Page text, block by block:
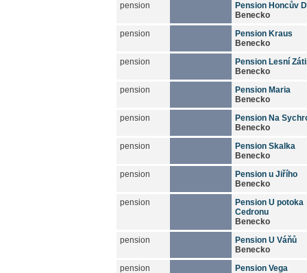
pension
Pension Honcův
Benecko
pension
Pension Kraus
Benecko
pension
Pension Lesní
Benecko
pension
Pension Maria
Benecko
pension
Pension Na
Benecko
pension
Pension Skalka
Benecko
pension
Pension u Jiřího
Benecko
pension
Pension U potoka
Cedronu
Benecko
pension
Pension U Váňů
Benecko
pension
Pension Vega